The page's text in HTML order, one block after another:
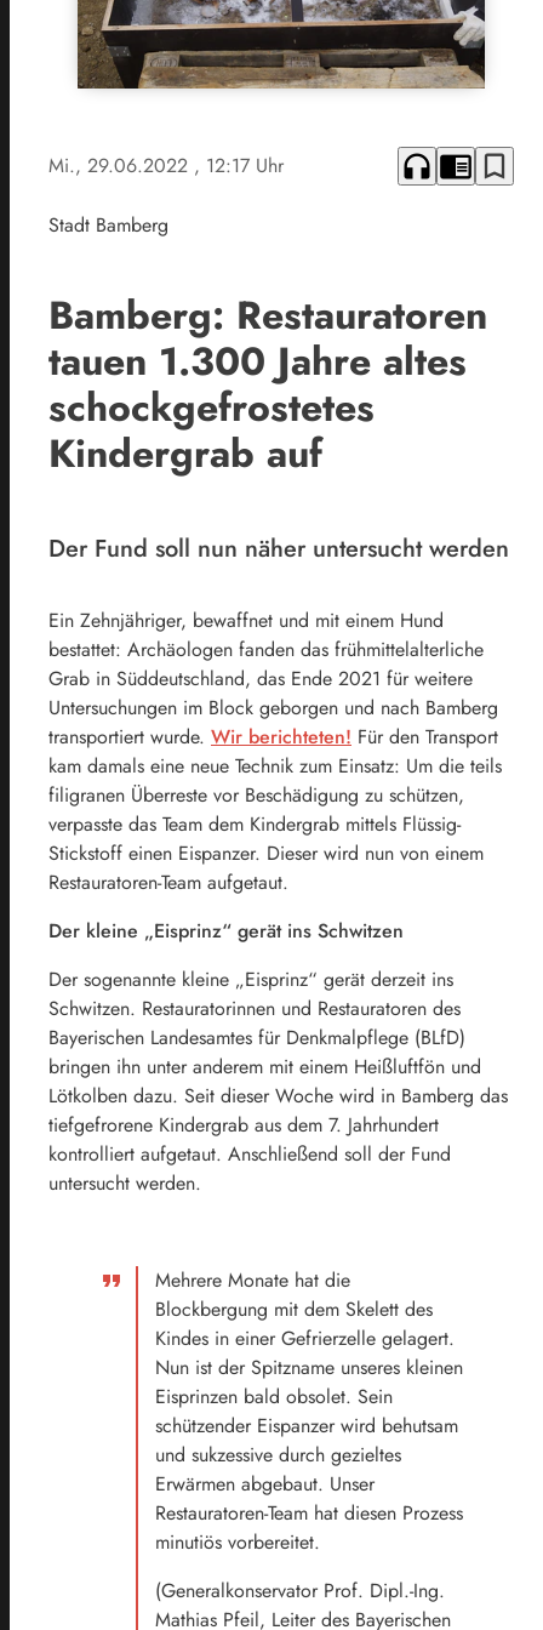
Mi., 29.06.2022 , 12:17 Uhr headphones chrome_reader_mode bookmark_border
Stadt Bamberg
Bamberg: Restauratoren
tauen 1.300 Jahre altes
schockgefrostetes
Kindergrab auf
Der Fund soll nun näher untersucht werden
Ein Zehnjähriger, bewaffnet und mit einem Hund
bestattet: Archäologen fanden das frühmittelalterliche
Grab in Süddeutschland, das Ende 2021 für weitere
Untersuchungen im Block geborgen und nach Bamberg
transportiert wurde. Wir berichteten! Für den Transport
kam damals eine neue Technik zum Einsatz: Um die teils
filigranen Überreste vor Beschädigung zu schützen,
verpasste das Team dem Kindergrab mittels Flüssig-
Stickstoff einen Eispanzer. Dieser wird nun von einem
Restauratoren-Team aufgetaut.
Der kleine „Eisprinz“ gerät ins Schwitzen
Der sogenannte kleine „Eisprinz“ gerät derzeit ins
Schwitzen. Restauratorinnen und Restauratoren des
Bayerischen Landesamtes für Denkmalpflege (BLfD)
bringen ihn unter anderem mit einem Heißluftfön und
Lötkolben dazu. Seit dieser Woche wird in Bamberg das
tiefgefrorene Kindergrab aus dem 7. Jahrhundert
kontrolliert aufgetaut. Anschließend soll der Fund
untersucht werden.
Mehrere Monate hat die
Blockbergung mit dem Skelett des
Kindes in einer Gefrierzelle gelagert.
Nun ist der Spitzname unseres kleinen
Eisprinzen bald obsolet. Sein
schützender Eispanzer wird behutsam
und sukzessive durch gezieltes
Erwärmen abgebaut. Unser
Restauratoren-Team hat diesen Prozess
minutiös vorbereitet.
(Generalkonservator Prof. Dipl.-Ing.
Mathias Pfeil, Leiter des Bayerischen